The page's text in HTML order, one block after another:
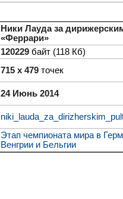
Ники Лауда за
«Феррари»
120229 байт (118 Кб)
715 x 479 точек
24 Июнь 2014
Этап чемпионата мира в
Венгрии и Бельгии